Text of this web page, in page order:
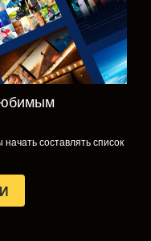
составлять список